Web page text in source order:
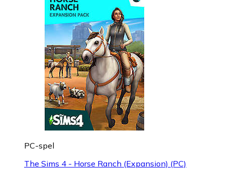
PC-spel
The Sims 4 - Horse Ranch (Expansion) (PC)